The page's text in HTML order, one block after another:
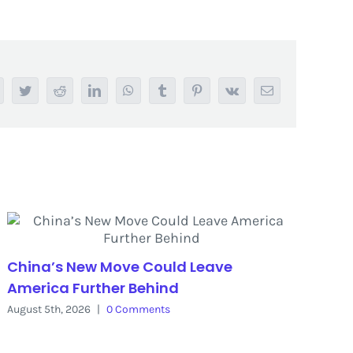
TwitterRedditLinkedInWhatsAppTumblrPinterest
Vk Email
China’s New Move Could Leave
America Further Behind
August 5th, 2026 | 0 Comments